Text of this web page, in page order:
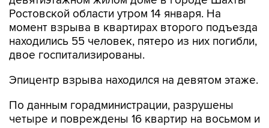
находились 55 человек, пятеро из них погибли,
двое госпитализированы.
Эпицентр взрыва находился на девятом этаже.
По данным горадминистрации, разрушены
девятом этажах одного из подъездов.